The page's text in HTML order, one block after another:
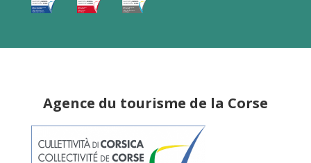
Agence du tourisme de la Corse